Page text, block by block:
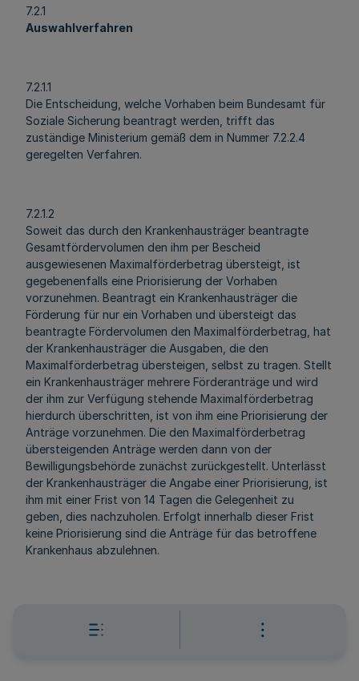
7.2.1
Auswahlverfahren
7.2.1.1
Die Entscheidung, welche Vorhaben beim Bundesamt für
Soziale Sicherung beantragt werden, trifft das
zuständige Ministerium gemäß dem in Nummer 7.2.2.4
geregelten Verfahren.
7.2.1.2
Soweit das durch den Krankenhausträger beantragte
Gesamtfördervolumen den ihm per Bescheid
ausgewiesenen Maximalförderbetrag übersteigt, ist
gegebenenfalls eine Priorisierung der Vorhaben
vorzunehmen. Beantragt ein Krankenhausträger die
Förderung für nur ein Vorhaben und übersteigt das
beantragte Fördervolumen den Maximalförderbetrag, hat
der Krankenhausträger die Ausgaben, die den
Maximalförderbetrag übersteigen, selbst zu tragen. Stellt
ein Krankenhausträger mehrere Förderanträge und wird
der ihm zur Verfügung stehende Maximalförderbetrag
hierdurch überschritten, ist von ihm eine Priorisierung der
Anträge vorzunehmen. Die den Maximalförderbetrag
übersteigenden Anträge werden dann von der
Bewilligungsbehörde zunächst zurückgestellt. Unterlässt
der Krankenhausträger die Angabe einer Priorisierung, ist
ihm mit einer Frist von 14 Tagen die Gelegenheit zu
geben, dies nachzuholen. Erfolgt innerhalb dieser Frist
keine Priorisierung sind die Anträge für das betroffene
Krankenhaus abzulehnen.
Prüfungsverfahren